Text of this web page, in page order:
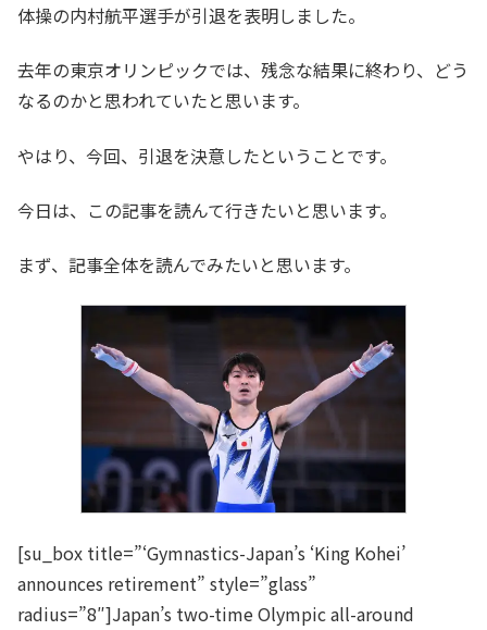
体操の内村航平選手が引退を表明しました。
去年の東京オリンピックでは、残念な結果に終わり、どう
なるのかと思われていたと思います。
やはり、今回、引退を決意したということです。
今日は、この記事を読んて行きたいと思います。
まず、記事全体を読んでみたいと思います。
[su_box title=”‘Gymnastics-Japan’s ‘King Kohei’
announces retirement” style=”glass”
radius=”8″]Japan’s two-time Olympic all-around